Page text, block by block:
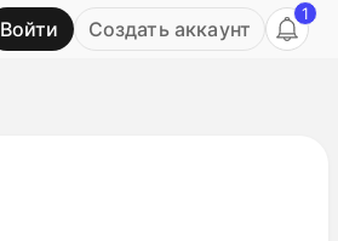
Войти Создать аккаунт
1